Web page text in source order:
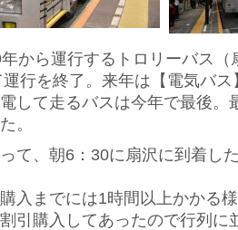
から運行するトロリーバス（
行を終了。来年は【電気バ
して走るバスは今年で最後。
。
て、朝6：30に扇沢に到着し
入までには1時間以上かかる
引購入してあったので行列に